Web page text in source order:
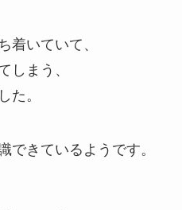
着いていて、
しまう、
た。
できているようです。